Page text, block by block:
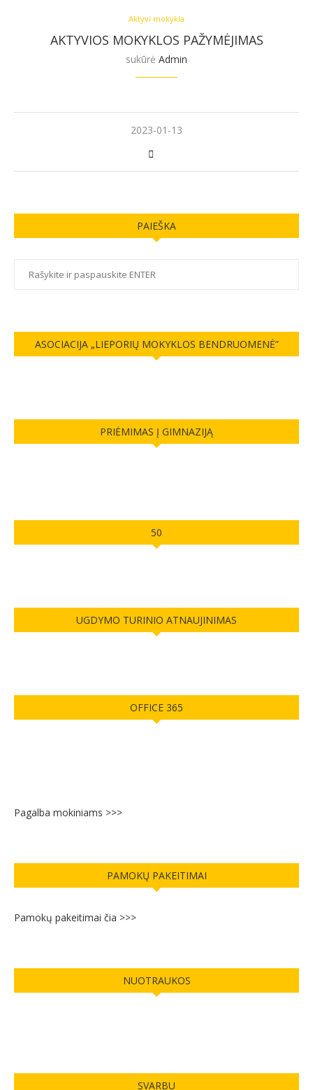
Aktyvi mokykla
AKTYVIOS MOKYKLOS PAŽYMĖJIMAS
sukūrė Admin
2023-01-13
PAIEŠKA
ASOCIACIJA „LIEPORIŲ MOKYKLOS BENDRUOMENĖ”
PRIĖMIMAS Į GIMNAZIJĄ
50
UGDYMO TURINIO ATNAUJINIMAS
OFFICE 365
Pagalba mokiniams >>>
PAMOKŲ PAKEITIMAI
Pamokų pakeitimai čia >>>
NUOTRAUKOS
SVARBU